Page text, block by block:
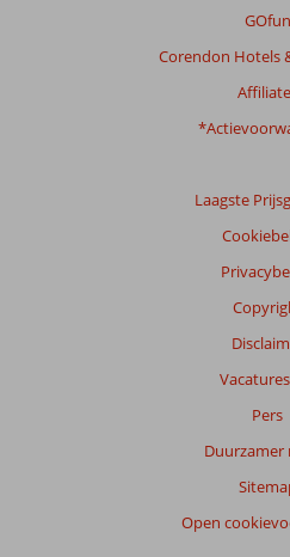
GOfun
Corendon Hotels
Laagste
Vacatures
Pers
Duurzamer
Open